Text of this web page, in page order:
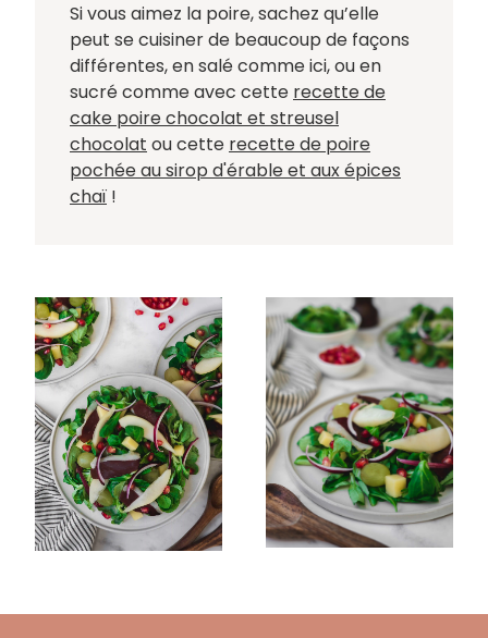
Si vous aimez la poire, sachez qu’elle
peut se cuisiner de beaucoup de façons
différentes, en salé comme ici, ou en
sucré comme avec cette recette de
cake poire chocolat et streusel
chocolat ou cette recette de poire
pochée au sirop d'érable et aux épices
chaï !